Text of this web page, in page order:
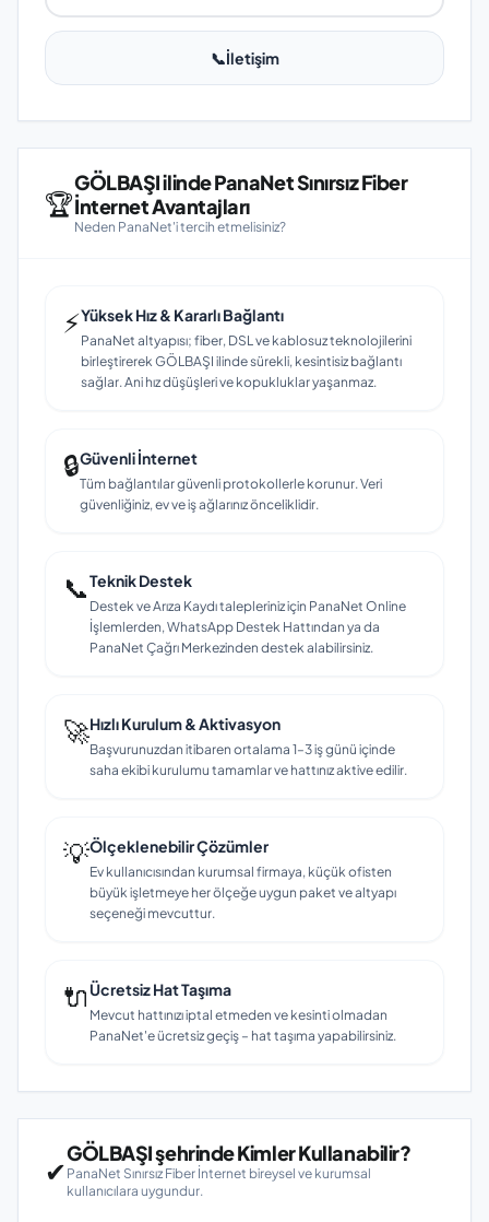
📞İletişim
🏆
GÖLBAŞI ilinde PanaNet Sınırsız Fiber
İnternet Avantajları
Neden PanaNet'i tercih etmelisiniz?
⚡Yüksek Hız & Kararlı Bağlantı
PanaNet altyapısı; fiber, DSL ve kablosuz teknolojilerini
birleştirerek GÖLBAŞI ilinde sürekli, kesintisiz bağlantı
sağlar. Ani hız düşüşleri ve kopukluklar yaşanmaz.
🔒Güvenli İnternet
Tüm bağlantılar güvenli protokollerle korunur. Veri
güvenliğiniz, ev ve iş ağlarınız önceliklidir.
📞Teknik Destek
Destek ve Arıza Kaydı talepleriniz için PanaNet Online
İşlemlerden, WhatsApp Destek Hattından ya da
PanaNet Çağrı Merkezinden destek alabilirsiniz.
🚀Hızlı Kurulum & Aktivasyon
Başvurunuzdan itibaren ortalama 1–3 iş günü içinde
saha ekibi kurulumu tamamlar ve hattınız aktive edilir.
💡Ölçeklenebilir Çözümler
Ev kullanıcısından kurumsal firmaya, küçük ofisten
büyük işletmeye her ölçeğe uygun paket ve altyapı
seçeneği mevcuttur.
🔌Ücretsiz Hat Taşıma
Mevcut hattınızı iptal etmeden ve kesinti olmadan
PanaNet'e ücretsiz geçiş – hat taşıma yapabilirsiniz.
✔
GÖLBAŞI şehrinde Kimler Kullanabilir?
PanaNet Sınırsız Fiber İnternet bireysel ve kurumsal
kullanıcılara uygundur.